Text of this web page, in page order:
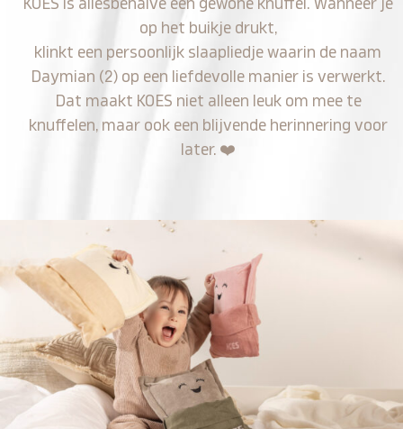
KOES is allesbehalve een gewone knuffel. Wanneer je
op het buikje drukt,
klinkt een persoonlijk slaapliedje waarin de naam
Daymian (2) op een liefdevolle manier is verwerkt.
Dat maakt KOES niet alleen leuk om mee te
knuffelen, maar ook een blijvende herinnering voor
later. ❤️